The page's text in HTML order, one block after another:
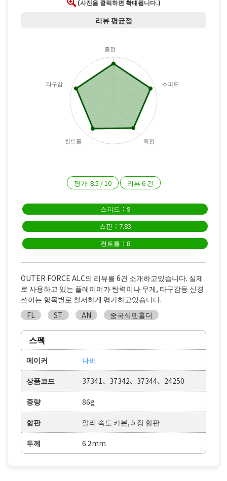
(사진을 클릭하면 확대됩니다.)
리뷰 평균점
종합
스피드
회전
컨트롤
타구감
평가: 8.5 / 10 리뷰 6건
스피드：9
스핀：7.83
컨트롤：8
OUTER FORCE ALC의 리뷰를 6건 소개하고있습니다. 실제
로 사용하고 있는 플레이어가 탄력이나 무게, 타구감등 신경
쓰이는 항목별로 철저하게 평가하고있습니다.
FL
ST AN 중국식펜홀더
스펙
메이커 나비
상품코드 37341、37342、37344、24250
중량 86g
합판 알리 속도 카본, 5 장 합판
두께 6.2mm